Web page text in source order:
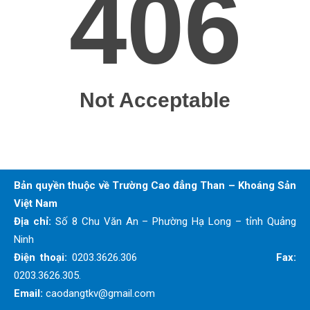
Bản quyền thuộc về Trường Cao đẳng Than – Khoáng Sản
Việt Nam
Địa chỉ: Số 8 Chu Văn An – Phường Hạ Long – tỉnh Quảng
Ninh
Điện thoại: 0203.3626.306 Fax:
0203.3626.305.
Email: caodangtkv@gmail.com